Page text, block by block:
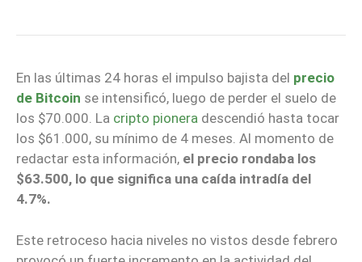
En las últimas 24 horas el impulso bajista del precio
de Bitcoin se intensificó, luego de perder el suelo de
los $70.000. La cripto pionera descendió hasta tocar
los $61.000, su mínimo de 4 meses. Al momento de
redactar esta información, el precio rondaba los
$63.500, lo que significa una caída intradía del
4.7%.
Este retroceso hacia niveles no vistos desde febrero